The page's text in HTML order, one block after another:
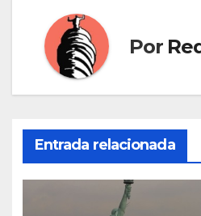
Por
Entrada relacionada